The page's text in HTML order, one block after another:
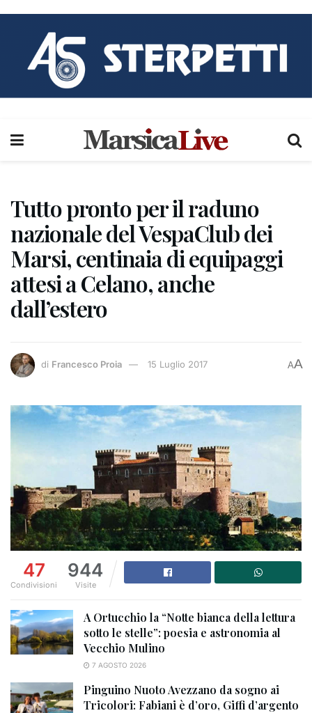
Tutto pronto per il raduno
nazionale del VespaClub dei
Marsi, centinaia di equipaggi
attesi a Celano, anche
dall’estero
di Francesco Proia 15 Luglio 2017 AA
47
Condivisioni
944
Visite
A Ortucchio la “Notte bianca della lettura
sotto le stelle”: poesia e astronomia al
Vecchio Mulino
7 AGOSTO 2026
Pinguino Nuoto Avezzano da sogno ai
Tricolori: Fabiani è d’oro, Giffi d’argento